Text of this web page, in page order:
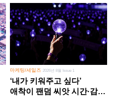
마케팅/세일즈 2026년 8월 Issue 1
‘내가 키워주고 싶다’
애착이 팬덤 씨앗 시간·감정